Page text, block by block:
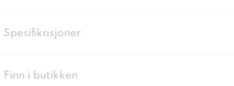
Spesifikasjoner
Finn i butikken